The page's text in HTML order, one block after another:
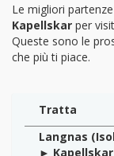
Le migliori
Kapellskar per
Queste sono le
che più ti piace.
Tratta
Langnas
► Kapellskar